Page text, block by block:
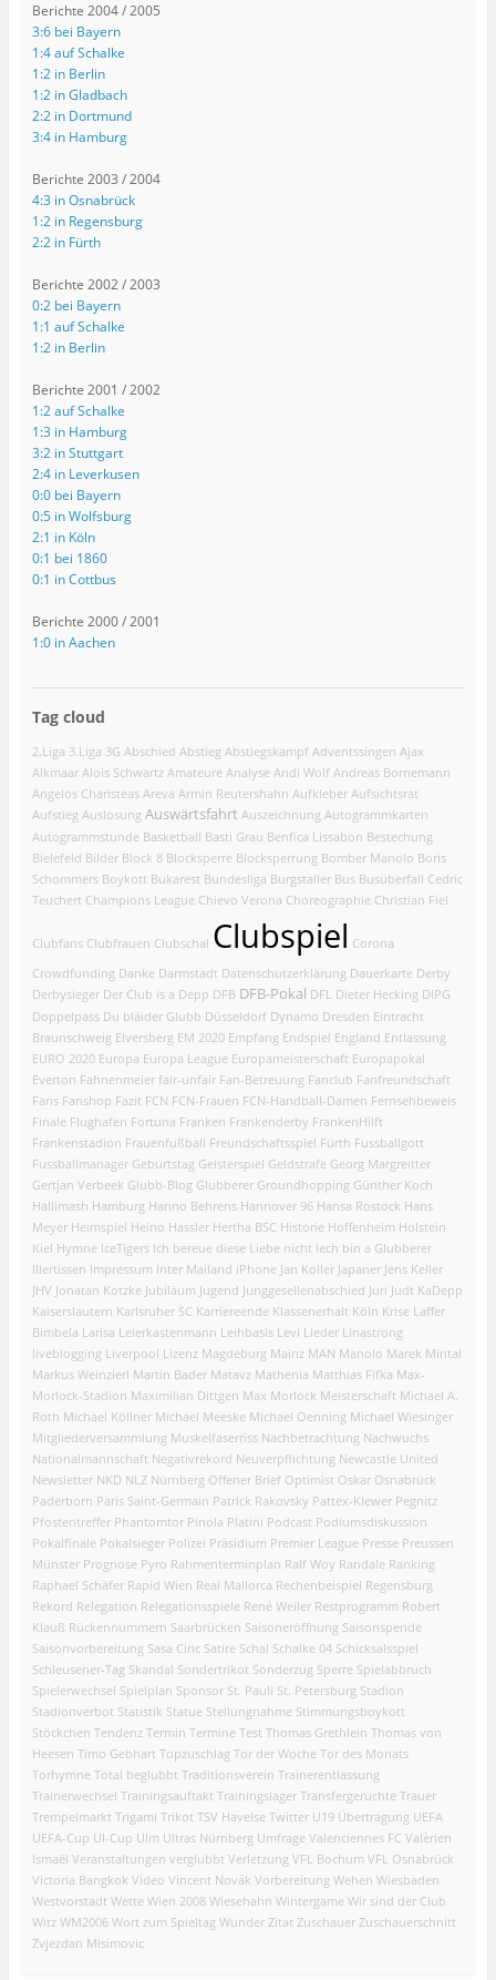
Berichte 2004 / 2005
3:6 bei Bayern
1:4 auf Schalke
1:2 in Berlin
1:2 in Gladbach
2:2 in Dortmund
3:4 in Hamburg
Berichte 2003 / 2004
4:3 in Osnabrück
1:2 in Regensburg
2:2 in Fürth
Berichte 2002 / 2003
0:2 bei Bayern
1:1 auf Schalke
1:2 in Berlin
Berichte 2001 / 2002
1:2 auf Schalke
1:3 in Hamburg
3:2 in Stuttgart
2:4 in Leverkusen
0:0 bei Bayern
0:5 in Wolfsburg
2:1 in Köln
0:1 bei 1860
0:1 in Cottbus
Berichte 2000 / 2001
1:0 in Aachen
Tag cloud
2.Liga 3.Liga 3G Abschied Abstieg Abstiegskampf Adventssingen Ajax
Alkmaar Alois Schwartz Amateure Analyse Andi Wolf Andreas Bornemann
Angelos Charisteas Areva Armin Reutershahn Aufkleber Aufsichtsrat
Aufstieg Auslosung Auswärtsfahrt Auszeichnung Autogrammkarten
Autogrammstunde Basketball Basti Grau Benfica Lissabon Bestechung
Bielefeld Bilder Block 8 Blocksperre Blocksperrung Bomber Manolo Boris
Schommers Boykott Bukarest Bundesliga Burgstaller Bus Busüberfall Cedric
Teuchert Champions League Chievo Verona Choreographie Christian Fiel
Clubfans Clubfrauen Clubschal Clubspiel Corona
Crowdfunding Danke Darmstadt Datenschutzerklärung Dauerkarte Derby
Derbysieger Der Club is a Depp DFB DFB-Pokal DFL Dieter Hecking DIPG
Doppelpass Du bläider Glubb Düsseldorf Dynamo Dresden Eintracht
Braunschweig Elversberg EM 2020 Empfang Endspiel England Entlassung
EURO 2020 Europa Europa League Europameisterschaft Europapokal
Everton Fahnenmeier fair-unfair Fan-Betreuung Fanclub Fanfreundschaft
Fans Fanshop Fazit FCN FCN-Frauen FCN-Handball-Damen Fernsehbeweis
Finale Flughafen Fortuna Franken Frankenderby FrankenHilft
Frankenstadion Frauenfußball Freundschaftsspiel Fürth Fussballgott
Fussballmanager Geburtstag Geisterspiel Geldstrafe Georg Margreitter
Gertjan Verbeek Glubb-Blog Glubberer Groundhopping Günther Koch
Hallimash Hamburg Hanno Behrens Hannover 96 Hansa Rostock Hans
Meyer Heimspiel Heino Hassler Hertha BSC Historie Hoffenheim Holstein
Kiel Hymne IceTigers Ich bereue diese Liebe nicht Iech bin a Glubberer
Illertissen Impressum Inter Mailand iPhone Jan Koller Japaner Jens Keller
JHV Jonatan Kotzke Jubiläum Jugend Junggesellenabschied Juri Judt KaDepp
Kaiserslautern Karlsruher SC Karriereende Klassenerhalt Köln Krise Laffer
Bimbela Larisa Leierkastenmann Leihbasis Levi Lieder Linastrong
liveblogging Liverpool Lizenz Magdeburg Mainz MAN Manolo Marek Mintal
Markus Weinzierl Martin Bader Matavz Mathenia Matthias Fifka Max-
Morlock-Stadion Maximilian Dittgen Max Morlock Meisterschaft Michael A.
Roth Michael Köllner Michael Meeske Michael Oenning Michael Wiesinger
Mitgliederversammlung Muskelfaserriss Nachbetrachtung Nachwuchs
Nationalmannschaft Negativrekord Neuverpflichtung Newcastle United
Newsletter NKD NLZ Nürnberg Offener Brief Optimist Oskar Osnabrück
Paderborn Paris Saint-Germain Patrick Rakovsky Pattex-Klewer Pegnitz
Pfostentreffer Phantomtor Pinola Platini Podcast Podiumsdiskussion
Pokalfinale Pokalsieger Polizei Präsidium Premier League Presse Preussen
Münster Prognose Pyro Rahmenterminplan Ralf Woy Randale Ranking
Raphael Schäfer Rapid Wien Real Mallorca Rechenbeispiel Regensburg
Rekord Relegation Relegationsspiele René Weiler Restprogramm Robert
Klauß Rückennummern Saarbrücken Saisoneröffnung Saisonspende
Saisonvorbereitung Sasa Ciric Satire Schal Schalke 04 Schicksalsspiel
Schleusener-Tag Skandal Sondertrikot Sonderzug Sperre Spielabbruch
Spielerwechsel Spielplan Sponsor St. Pauli St. Petersburg Stadion
Stadionverbot Statistik Statue Stellungnahme Stimmungsboykott
Stöckchen Tendenz Termin Termine Test Thomas Grethlein Thomas von
Heesen Timo Gebhart Topzuschlag Tor der Woche Tor des Monats
Torhymne Total beglubbt Traditionsverein Trainerentlassung
Trainerwechsel Trainingsauftakt Trainingslager Transfergerüchte Trauer
Trempelmarkt Trigami Trikot TSV Havelse Twitter U19 Übertragung UEFA
UEFA-Cup UI-Cup Ulm Ultras Nürnberg Umfrage Valenciennes FC Valèrien
Ismaël Veranstaltungen verglubbt Verletzung VFL Bochum VFL Osnabrück
Victoria Bangkok Video Vincent Novák Vorbereitung Wehen Wiesbaden
Westvorstadt Wette Wien 2008 Wiesehahn Wintergame Wir sind der Club
Witz WM2006 Wort zum Spieltag Wunder Zitat Zuschauer Zuschauerschnitt
Zvjezdan Misimovic